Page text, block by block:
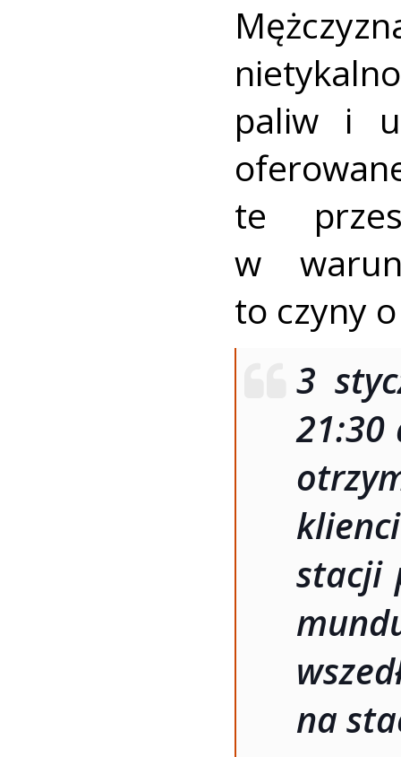
paliw i
te
w
to czyny
3
21:30
stacji
na